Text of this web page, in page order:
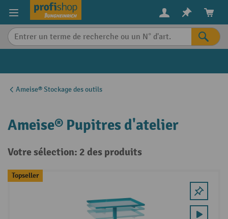
content
Ameise® Stockage des outils
Ameise® Pupitres d'atelier
Votre sélection: 2 des produits
Topseller